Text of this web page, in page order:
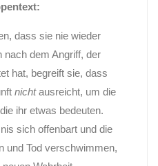
dass sie nie wieder
dem Angriff, der
hat, begreift sie, dass
nichtausreicht, um die
ihr etwas bedeuten.
sich offenbart und die
und Tod verschwimmen,